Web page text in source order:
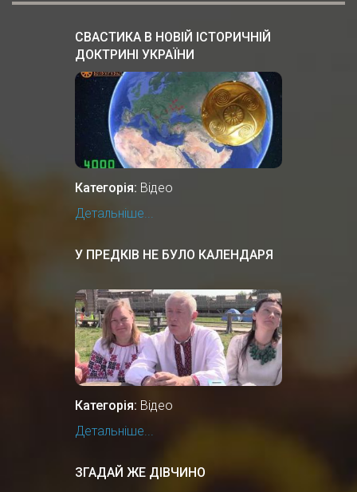
СВАСТИКА В НОВІЙ ІСТОРИЧНІЙ
ДОКТРИНІ УКРАЇНИ
Категорія: Відео
Детальніше...
У ПРЕДКІВ НЕ БУЛО КАЛЕНДАРЯ
Категорія: Відео
Детальніше...
ЗГАДАЙ ЖЕ ДІВЧИНО